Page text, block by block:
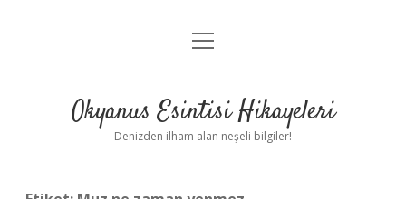
Anasayfa
Yasal Uyarı
menüyü
Okyanus Esintisi Hikayeleri
Denizden ilham alan neşeli bilgiler!